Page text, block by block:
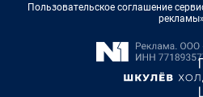
Пользовательское соглашение
рекламы»